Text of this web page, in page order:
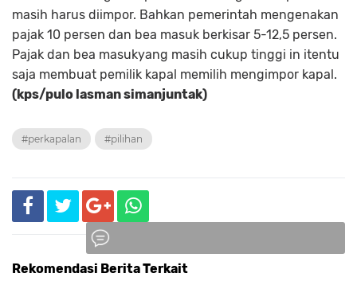
masih harus diimpor. Bahkan pemerintah mengenakan
pajak 10 persen dan bea masuk berkisar 5-12,5 persen.
Pajak dan bea masukyang masih cukup tinggi in itentu
saja membuat pemilik kapal memilih mengimpor kapal.
(kps/pulo lasman simanjuntak)
#perkapalan #pilihan
Rekomendasi Berita Terkait